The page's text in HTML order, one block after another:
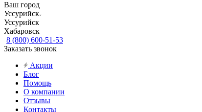
Ваш город
Уссурийск
Уссурийск
Хабаровск
8 (800) 600-51-53
Заказать звонок
Акции
Блог
Помощь
О компании
Отзывы
Контакты